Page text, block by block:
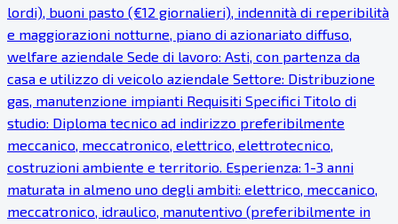
lordi), buoni pasto (€12 giornalieri), indennità di reperibilità
e maggiorazioni notturne, piano di azionariato diffuso,
welfare aziendale Sede di lavoro: Asti, con partenza da
casa e utilizzo di veicolo aziendale Settore: Distribuzione
gas, manutenzione impianti Requisiti Specifici Titolo di
studio: Diploma tecnico ad indirizzo preferibilmente
meccanico, meccatronico, elettrico, elettrotecnico,
costruzioni ambiente e territorio. Esperienza: 1-3 anni
maturata in almeno uno degli ambiti: elettrico, meccanico,
meccatronico, idraulico, manutentivo (preferibilmente in